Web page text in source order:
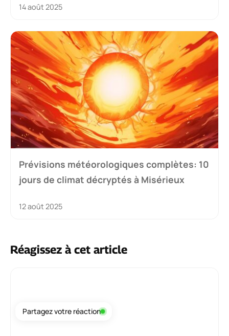
14 août 2025
Prévisions météorologiques complètes: 10
jours de climat décryptés à Misérieux
12 août 2025
Réagissez à cet article
Partagez votre réaction